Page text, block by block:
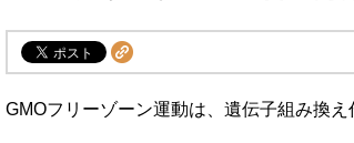
GMOフリーゾーン運動は、遺伝子組み換